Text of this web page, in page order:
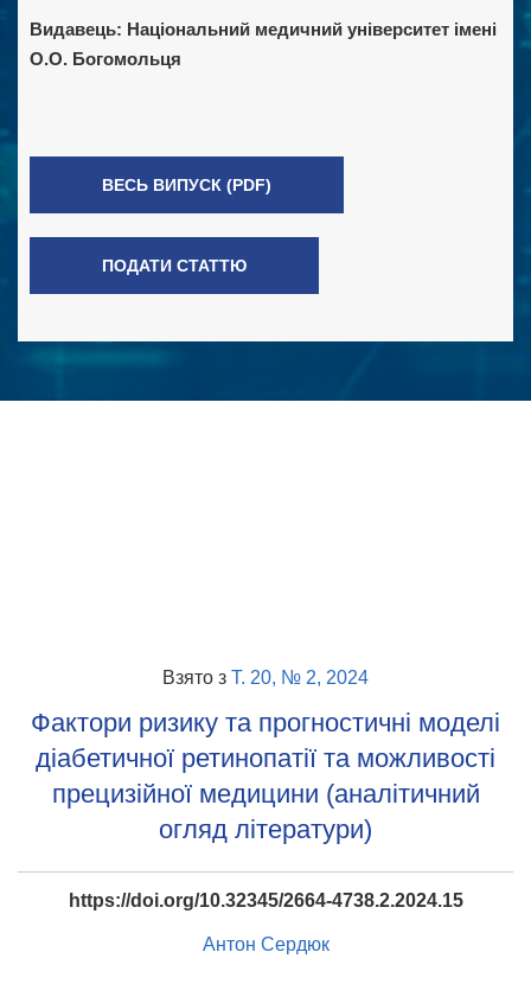
Видавець: Національний медичний університет імені
О.О. Богомольця
ВЕСЬ ВИПУСК (PDF)
ПОДАТИ СТАТТЮ
Взято з Т. 20, № 2, 2024
Фактори ризику та прогностичні моделі
діабетичної ретинопатії та можливості
прецизійної медицини (аналітичний
огляд літератури)
https://doi.org/10.32345/2664-4738.2.2024.15
Антон Сердюк